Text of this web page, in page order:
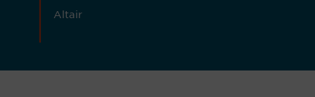
Altair